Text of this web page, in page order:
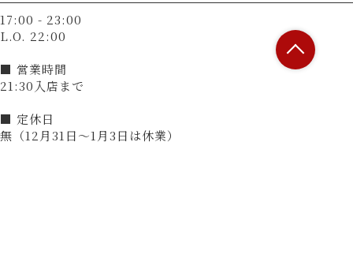
17:00 - 23:00
L.O. 22:00
■ 営業時間
21:30入店まで
■ 定休日
無（12月31日～1月3日は休業）